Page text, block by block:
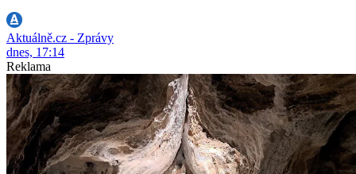
Aktuálně.cz - Zprávy
dnes, 17:14
Reklama